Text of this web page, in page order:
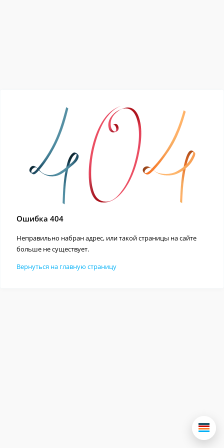
Ошибка 404
Неправильно набран адрес, или такой страницы на сайте
больше не существует.
Вернуться на главную страницу